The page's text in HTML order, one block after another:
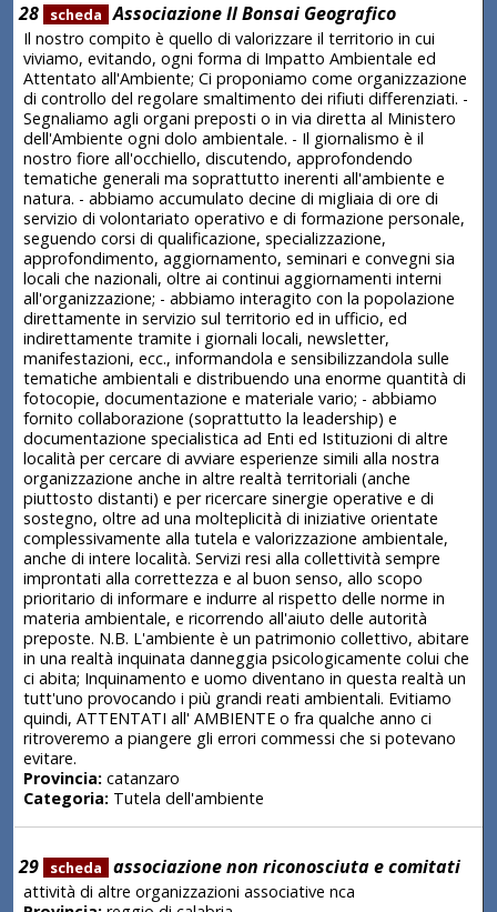
28 scheda Associazione Il Bonsai Geografico
Il nostro compito è quello di valorizzare il territorio in cui
viviamo, evitando, ogni forma di Impatto Ambientale ed
Attentato all'Ambiente; Ci proponiamo come organizzazione
di controllo del regolare smaltimento dei rifiuti differenziati. -
Segnaliamo agli organi preposti o in via diretta al Ministero
dell'Ambiente ogni dolo ambientale. - Il giornalismo è il
nostro fiore all'occhiello, discutendo, approfondendo
tematiche generali ma soprattutto inerenti all'ambiente e
natura. - abbiamo accumulato decine di migliaia di ore di
servizio di volontariato operativo e di formazione personale,
seguendo corsi di qualificazione, specializzazione,
approfondimento, aggiornamento, seminari e convegni sia
locali che nazionali, oltre ai continui aggiornamenti interni
all'organizzazione; - abbiamo interagito con la popolazione
direttamente in servizio sul territorio ed in ufficio, ed
indirettamente tramite i giornali locali, newsletter,
manifestazioni, ecc., informandola e sensibilizzandola sulle
tematiche ambientali e distribuendo una enorme quantità di
fotocopie, documentazione e materiale vario; - abbiamo
fornito collaborazione (soprattutto la leadership) e
documentazione specialistica ad Enti ed Istituzioni di altre
località per cercare di avviare esperienze simili alla nostra
organizzazione anche in altre realtà territoriali (anche
piuttosto distanti) e per ricercare sinergie operative e di
sostegno, oltre ad una molteplicità di iniziative orientate
complessivamente alla tutela e valorizzazione ambientale,
anche di intere località. Servizi resi alla collettività sempre
improntati alla correttezza e al buon senso, allo scopo
prioritario di informare e indurre al rispetto delle norme in
materia ambientale, e ricorrendo all'aiuto delle autorità
preposte. N.B. L'ambiente è un patrimonio collettivo, abitare
in una realtà inquinata danneggia psicologicamente colui che
ci abita; Inquinamento e uomo diventano in questa realtà un
tutt'uno provocando i più grandi reati ambientali. Evitiamo
quindi, ATTENTATI all' AMBIENTE o fra qualche anno ci
ritroveremo a piangere gli errori commessi che si potevano
evitare.
Provincia:catanzaro
Categoria:Tutela dell'ambiente
29 scheda associazione non riconosciuta e comitati
attività di altre organizzazioni associative nca